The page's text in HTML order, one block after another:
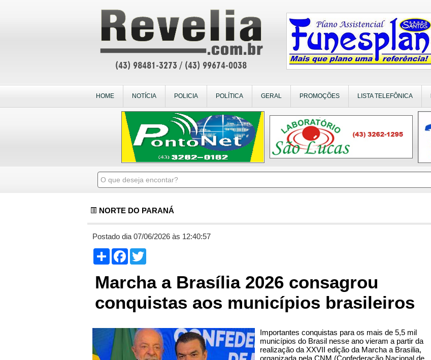
HOME NOTÍCIA POLICIA POLÍTICA GERAL PROMOÇÕES LISTA TELEFÔNICA
NORTE DO PARANÁ
Postado dia 07/06/2026 às 12:40:57
Compartilhar
Facebook
Marcha a Brasília 2026 consagrou
conquistas aos municípios brasileiros
Importantes conquistas para os mais de 5,5 mil
municípios do Brasil nesse ano vieram a partir da
realização da XXVII edição da Marcha a Brasilia,
organizada pela CNM (Confederação Nacional de